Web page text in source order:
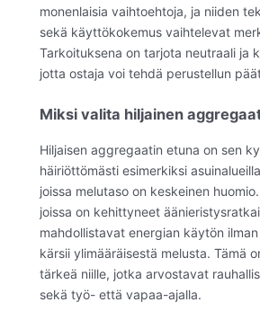
monenlaisia vaihtoehtoja, ja niiden
sekä käyttökokemus vaihtelevat
Tarkoituksena on tarjota neutraali ja
jotta ostaja voi tehdä perustellun
Miksi valita hiljainen
Hiljaisen aggregaatin etuna on sen
häiriöttömästi esimerkiksi
joissa melutaso on keskeinen
joissa on kehittyneet
mahdollistavat energian käytön
kärsii ylimääräisestä melusta. Tämä
tärkeä niille, jotka arvostavat
sekä työ- että vapaa-ajalla.